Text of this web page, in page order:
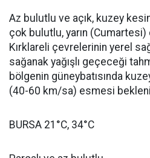
Az bulutlu ve açık, kuzey
çok bulutlu, yarın
Kırklareli çevrelerinin yerel
sağanak yağışlı geçeceği
bölgenin güneybatısında
(40-60 km/sa) esmesi
BURSA 21°C, 34°C